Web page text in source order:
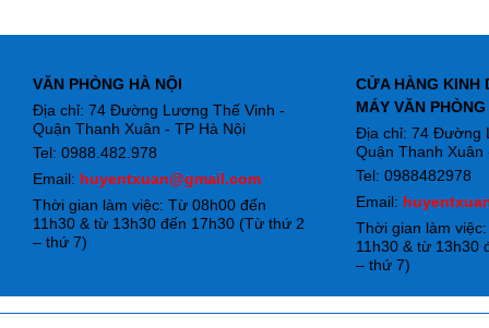
VĂN PHÒNG HÀ NỘI
Địa chỉ: 74 Đường Lương Thế Vinh -
Quận Thanh Xuân - TP Hà Nội
Tel: 0988.482.978
Email: huyentxuan@gmail.com
Thời gian làm việc: Từ 08h00 đến
11h30 & từ 13h30 đến 17h30 (Từ thứ 2
– thứ 7)
CỬA HÀNG KINH
MÁY VĂN PHÒNG
Địa chỉ: 74 Đường
Quận Thanh Xuân
Tel: 0988482978
Email:
Thời gian làm
11h30 & từ 13h30
– thứ 7)